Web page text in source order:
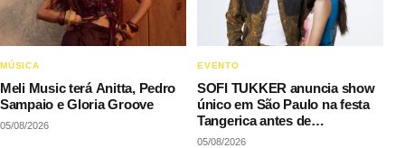
MÚSICA
Meli Music terá Anitta, Pedro
Sampaio e Gloria Groove
05/08/2026
EVENTO
SOFI TUKKER anuncia show
único em São Paulo na festa
Tangerica antes de
apresentação no Rock in Rio
05/08/2026